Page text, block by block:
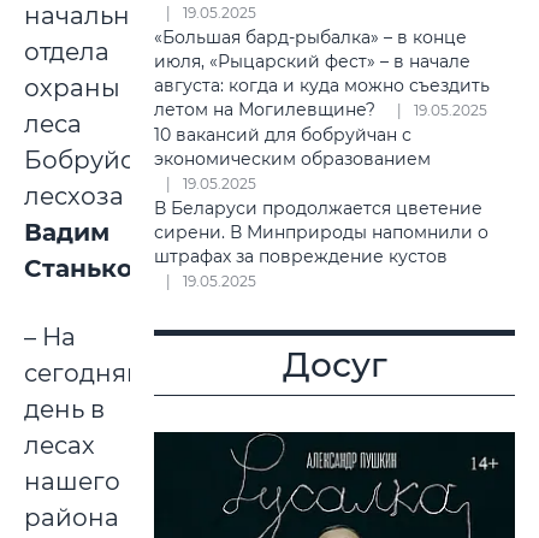
начальник
отдела
охраны
леса
Бобруйского
лесхоза
Вадим
Станько
– На
сегодняшний
день в
лесах
нашего
района
19.05.2025
«Большая бард-рыбалка» – в конце
июля, «Рыцарский фест» – в начале
августа: когда и куда можно съездить
летом на Могилевщине?
19.05.2025
10 вакансий для бобруйчан с
экономическим образованием
19.05.2025
В Беларуси продолжается цветение
сирени. В Минприроды напомнили о
штрафах за повреждение кустов
19.05.2025
Досуг